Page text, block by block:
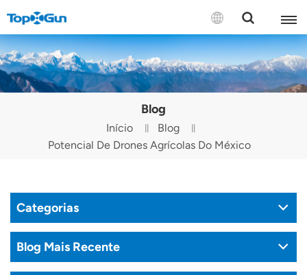
CONTATE-NOS
English
Русский
Tiếng Việt
Blog
Início
Blog
Potencial De Drones Agrícolas Do México
Categorias
Blog Mais Recente